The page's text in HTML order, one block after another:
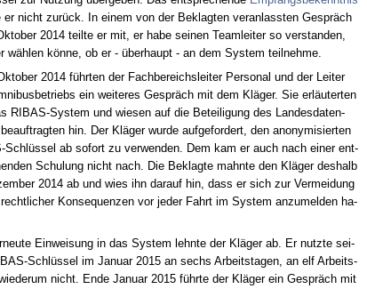
er nicht zurück. In ei­nem von der Be­klag­ten ver­an­lass­ten Gespräch
2014 teil­te er mit, er ha­be sei­nen Team­lei­ter so ver­stan­den,
wählen könne, ob er - über­haupt - an dem Sys­tem teil­neh­me.
2014 führ­ten der Fach­be­reichs­lei­ter Per­so­nal und der Lei­ter
ein wei­te­res Gespräch mit dem Kläger. Sie erläuter­ten
RIBAS-Sys­tem und wie­sen auf die Be­tei­li­gung des Lan­des­da­ten­
hin. Der Kläger wur­de auf­ge­for­dert, den an­ony­mi­sier­ten
Schlüssel ab so­fort zu ver­wen­den. Dem kam er auch nach ei­ner ent­
Schu­lung nicht nach. Die Be­klag­te mahn­te den Kläger des­halb
2014 ab und wies ihn dar­auf hin, dass er sich zur Ver­mei­dung
Kon­se­quen­zen vor je­der Fahrt im Sys­tem an­zu­mel­den ha­
Ein­wei­sung in das Sys­tem lehn­te der Kläger ab. Er nutz­te sei­
Schlüssel im Ja­nu­ar 2015 an sechs Ar­beits­ta­gen, an elf Ar­beits­
nicht. En­de Ja­nu­ar 2015 führ­te der Kläger ein Gespräch mit